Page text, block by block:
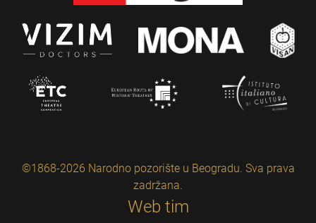
©1868-2026 Narodno pozorište u Beogradu. Sva prava
zadržana.
Web tim